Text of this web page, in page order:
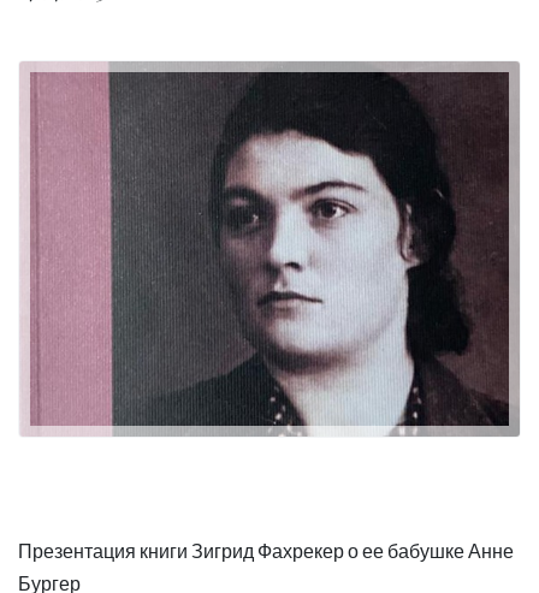
Презентация книги Зигрид Фахрекер о ее бабушке Анне
Бургер